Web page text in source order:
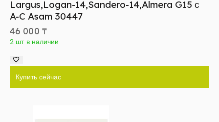
Largus,Logan-14,Sandero-14,Almera G15 с
A-C Asam 30447
46 000 ₸
2 шт в наличии
Купить сейчас